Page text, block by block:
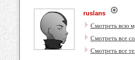
ruslans
Смотреть всю
Смотреть все
Смотреть все